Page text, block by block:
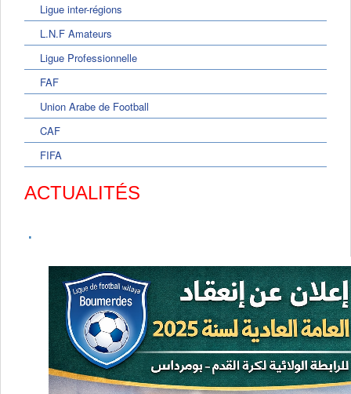
Ligue inter-régions
L.N.F Amateurs
Ligue Professionnelle
FAF
Union Arabe de Football
CAF
FIFA
ACTUALITÉS
.